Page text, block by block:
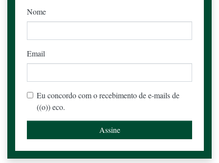
Nome
Email
Eu concordo com o recebimento de e-mails de
((o)) eco.